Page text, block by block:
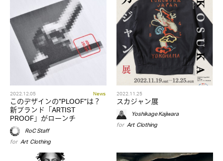
2022.12.05 News
このデザインの”PLOOF”は？
新ブランド「ARTIST
PROOF」がローンチ
RoC Staff
for Art,Clothing
2022.11.25
スカジャン展
Yoshikage Kajiwara
for Art,Clothing